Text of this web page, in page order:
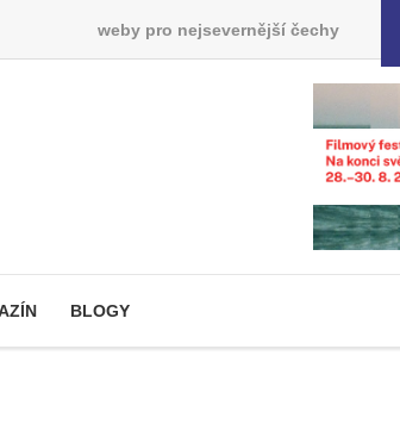
weby pro nejsevernější čechy
BLOGY